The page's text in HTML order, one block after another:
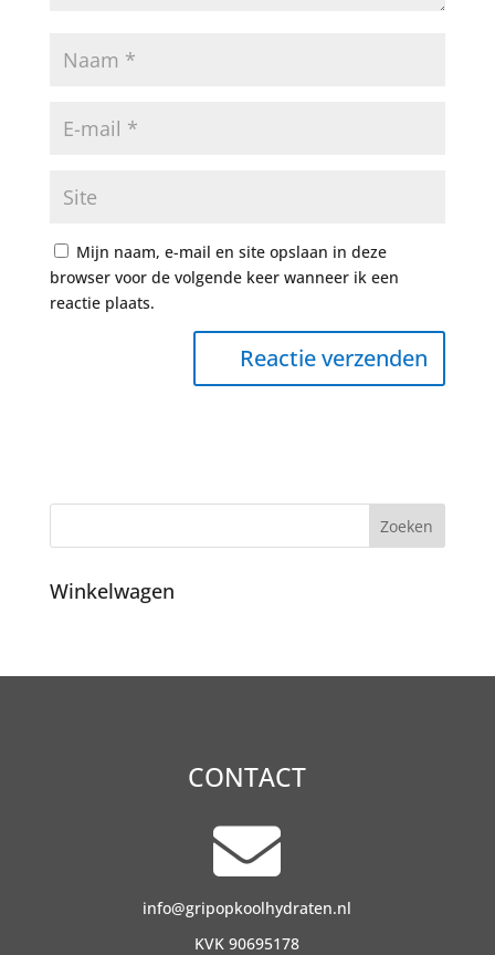
Mijn naam, e-mail en site opslaan in deze
browser voor de volgende keer wanneer ik een
reactie plaats.
Winkelwagen
CONTACT

info@gripopkoolhydraten.nl
KVK 90695178